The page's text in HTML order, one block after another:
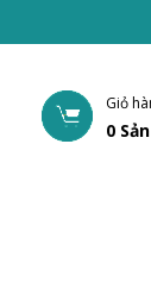
Giỏ
0